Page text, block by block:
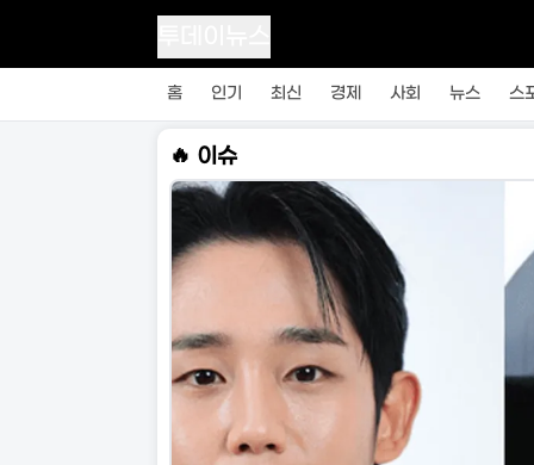
홈 인기 최신 경제 사회 뉴스 스
🔥 이슈